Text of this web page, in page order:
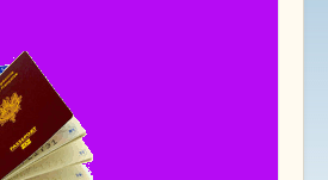
Boissy dynamique.
culturelles pour certaines,
sont aussi le creuset de relations
pugnacité au service du village afin
son charme.
en intégrantEntre Juine et Renarde